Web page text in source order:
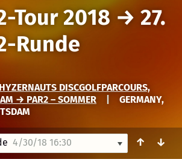
Tour 2018→ 27.
Runde
HYZERNAUTS DISCGOLFPARCOURS,
→ PAR2 – SOMMER
GERMANY,
4/30/18 16:30 ↑ ↓